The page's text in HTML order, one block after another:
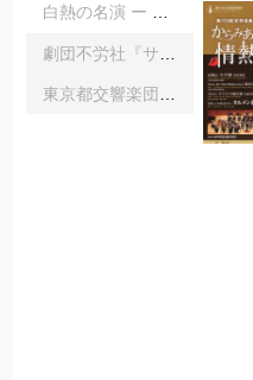
白熱の名演 ー 第173回 神戸市室内管弦楽団定期演奏会 「からみあう情熱」| 大田美佐子